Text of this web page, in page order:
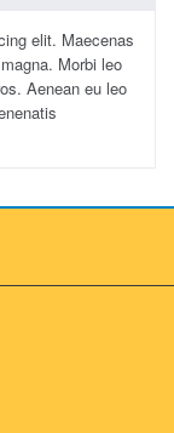
elit. Maecenas
Morbi leo
Aenean eu leo